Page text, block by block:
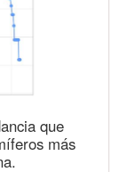
que
más